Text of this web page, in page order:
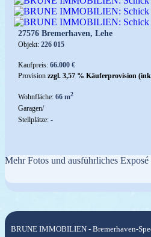
27576 Bremerhaven, Lehe
Objekt: 226 015
Kaufpreis: 66.000 €
Provision zzgl. 3,57 % Käuferprovision
Wohnfläche: 66 m2
Garagen/
Stellplätze: -
Mehr Fotos und ausführliches
BRUNE IMMOBILIEN - Bremerhaven-